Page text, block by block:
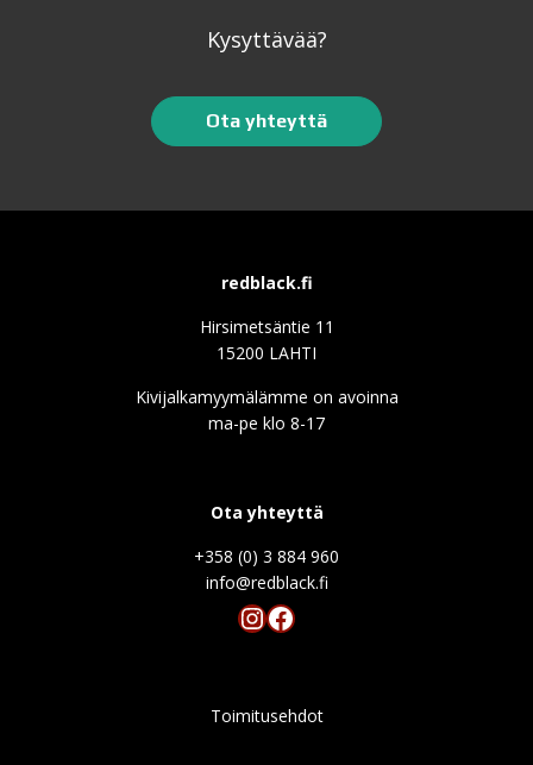
Kysyttävää?
Ota yhteyttä
redblack.fi
Hirsimetsäntie 11
15200 LAHTI
Kivijalkamyymälämme on avoinna
ma-pe klo 8-17
Ota yhteyttä
+358 (0) 3 884 960
info@redblack.f
Instagram
Facebook
Toimitusehdot